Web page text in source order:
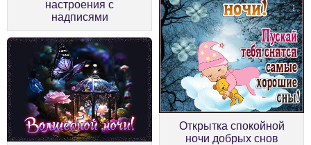
настроения с
надписями
Открытка спокойной
ночи добрых снов